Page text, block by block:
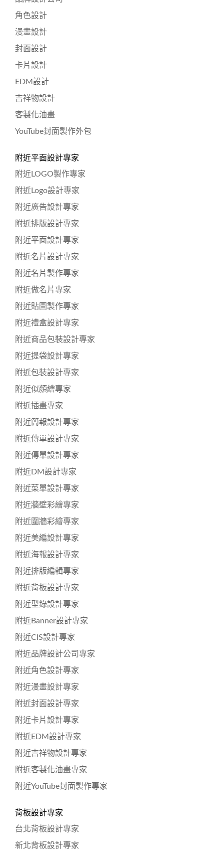
角色設計
漫畫設計
封面設計
卡片設計
EDM設計
吉祥物設計
客製化油畫
YouTube封面製作外包
附近平面設計專家
附近LOGO製作專家
附近Logo設計專家
附近廣告設計專家
附近排版設計專家
附近平面設計專家
附近名片設計專家
附近名片製作專家
附近做名片專家
附近貼圖製作專家
附近禮盒設計專家
附近商品包裝設計專家
附近提袋設計專家
附近包裝設計專家
附近似顏繪專家
附近插畫專家
附近簡報設計專家
附近傳單設計專家
附近傳單設計專家
附近DM設計專家
附近菜單設計專家
附近牆壁彩繪專家
附近圍牆彩繪專家
附近美編設計專家
附近海報設計專家
附近排版編輯專家
附近背板設計專家
附近型錄設計專家
附近Banner設計專家
附近CIS設計專家
附近品牌設計公司專家
附近角色設計專家
附近漫畫設計專家
附近封面設計專家
附近卡片設計專家
附近EDM設計專家
附近吉祥物設計專家
附近客製化油畫專家
附近YouTube封面製作專家
背板設計專家
台北背板設計專家
新北背板設計專家